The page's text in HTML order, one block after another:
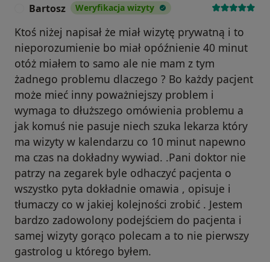
Bartosz Weryfikacja wizyty
Ktoś niżej napisał że miał wizytę prywatną i to
nieporozumienie bo miał opóźnienie 40 minut
otóż miałem to samo ale nie mam z tym
żadnego problemu dlaczego ? Bo każdy pacjent
może mieć inny poważniejszy problem i
wymaga to dłuższego omówienia problemu a
jak komuś nie pasuje niech szuka lekarza który
ma wizyty w kalendarzu co 10 minut napewno
ma czas na dokładny wywiad. .Pani doktor nie
patrzy na zegarek byle odhaczyć pacjenta o
wszystko pyta dokładnie omawia , opisuje i
tłumaczy co w jakiej kolejności zrobić . Jestem
bardzo zadowolony podejściem do pacjenta i
samej wizyty gorąco polecam a to nie pierwszy
gastrolog u którego byłem.